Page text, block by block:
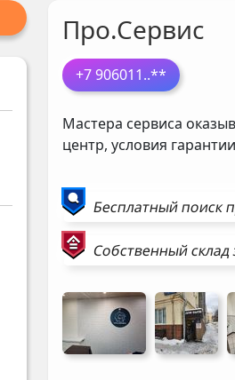
Про.Сервис
+7 906011..**
Мастера сервиса
центр, условия
Бесплатный поиск
Собственный